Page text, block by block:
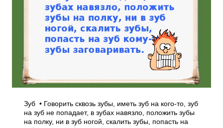
Зуб • Говорить сквозь зубы, иметь зуб на кого-то, зуб
на зуб не попадает, в зубах навязло, положить зубы
на полку, ни в зуб ногой, скалить зубы, попасть на